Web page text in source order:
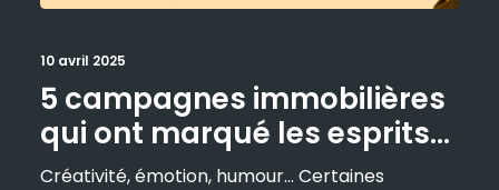
10 avril 2025
5 campagnes immobilières
qui ont marqué les esprits
en France
Créativité, émotion, humour… Certaines